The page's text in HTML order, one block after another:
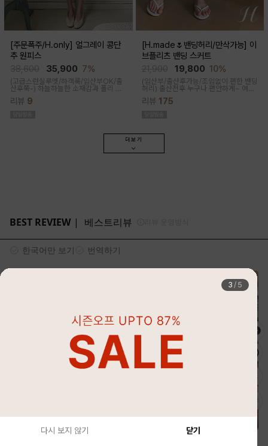
[주문폭주/H.only] 얼그레이 콩단
추 원피스
35,900 7%
(고급스런실루엣/하객룩/임산부OK/출
산후쭉-) 하늘하늘한 소재감과 폴리 원
단의 부드러운 터치감으로 걸을때마다
우아하고 A라인으로 롱하게 떨어지는
리뷰 9
[H.made🌷밴딩허리/만삭가능] 이
브플리츠 밴딩 스커트
19,800 10%
(임산부/출산후가능/조임없이 편한 밴딩
허리) 출산전후 누구나 편안하게~ 여성
스러운 라인, 피부에 닿는 촉감이 부드러
운 플리츠 스커트
리뷰 175
더보기
4 / 5
다시 보지 않기 닫기